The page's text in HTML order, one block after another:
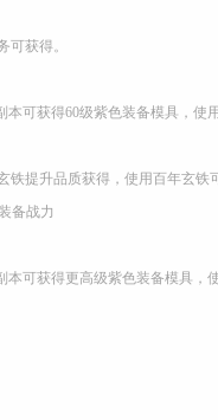
可获得。
可获得60级紫色装备模具，使
铁提升品质获得，使用百年玄
备战力
本可获得更高级紫色装备模具